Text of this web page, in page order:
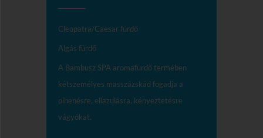
Cleopatra/Caesar fürdő
Algás fürdő
A Bambusz SPA aromafürdő termében
kétszemélyes masszázskád fogadja a
pihenésre, ellazulásra, kényeztetésre
vágyókat.